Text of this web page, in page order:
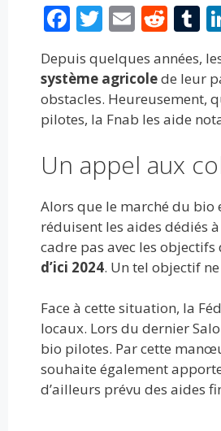
F
ac
e
b
o
k
T
w
itt
er
E
ai
l
R
e
d
di
t
T
u
r
Depuis quelques années,
système agricolede leur
obstacles. Heureusement,
pilotes, la Fnab les aide
Un appel aux
Alors que le marché du bio
réduisent les aides dédiés à
cadre pas avec les objectifs
d’ici 2024. Un tel objectif
Face à cette situation, la
locaux. Lors du dernier
bio pilotes. Par cette
souhaite également
d’ailleurs prévu des aides